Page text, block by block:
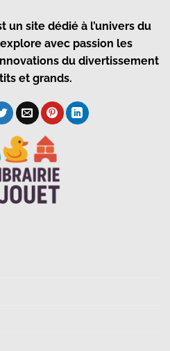
un site dédié à l’univers du
avec passion les
du divertissement
et grands.